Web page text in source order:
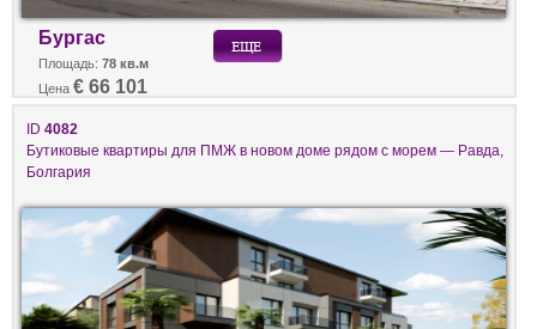
Бургас
Площадь: 78 кв.м
Цена € 66 101
ID 4082
Бутиковые квартиры для ПМЖ в новом доме рядом с морем — Равда,
Болгария